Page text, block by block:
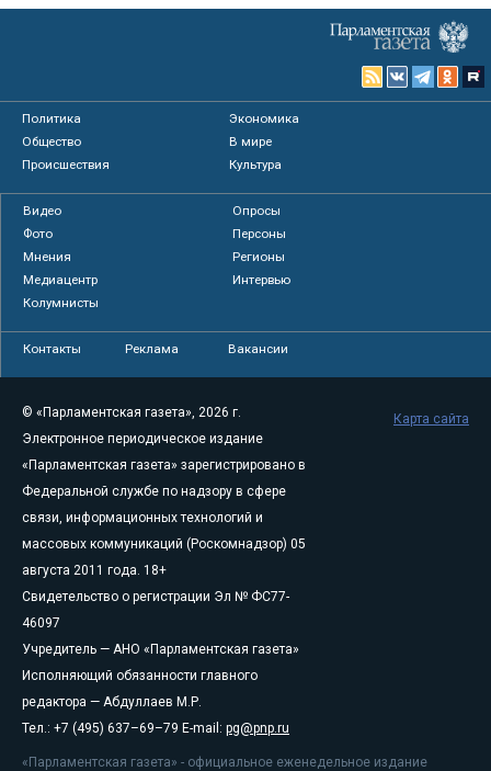
Политика
Экономика
Общество
В мире
Происшествия
Культура
Видео
Опросы
Фото
Персоны
Мнения
Регионы
Медиацентр
Интервью
Колумнисты
Контакты Реклама Вакансии
© «Парламентская газета», 2026 г.
Электронное периодическое издание
«Парламентская газета» зарегистрировано в
Федеральной службе по надзору в сфере
связи, информационных технологий и
массовых коммуникаций (Роскомнадзор) 05
августа 2011 года. 18+
Свидетельство о регистрации Эл № ФС77-
46097
Учредитель — АНО «Парламентская газета»
Исполняющий обязанности главного
редактора — Абдуллаев М.Р.
Тел.: +7 (495) 637–69–79 E-mail: pg@pnp.ru
«Парламентская газета» - официальное еженедельное издание
Карта сайта